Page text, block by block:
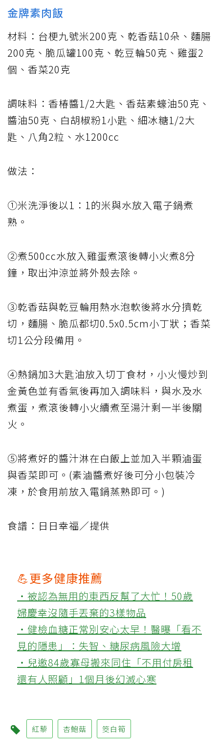
金牌素肉飯
材料：台梗九號米200克、乾香菇10朵、麵腸
200克、脆瓜罐100克、乾豆輪50克、雞蛋2
個、香菜20克
調味料：香椿醬1/2大匙、香菇素蠔油50克、
醬油50克、白胡椒粉1小匙、細冰糖1/2大
匙、八角2粒、水1200cc
做法：
①米洗淨後以1：1的米與水放入電子鍋煮
熟。
②煮500cc水放入雞蛋煮滾後轉小火煮8分
鐘，取出沖涼並將外殼去除。
③乾香菇與乾豆輪用熱水泡軟後將水分擠乾
切，麵腸、脆瓜都切0.5x0.5cm小丁狀；香菜
切1公分段備用。
④熱鍋加3大匙油放入切丁食材，小火慢炒到
金黃色並有香氣後再加入調味料，與水及水
煮蛋，煮滾後轉小火續煮至湯汁剩一半後關
火。
⑤將煮好的醬汁淋在白飯上並加入半顆滷蛋
與香菜即可。(素滷醬煮好後可分小包裝冷
凍，於食用前放入電鍋蒸熟即可。)
食譜：日日幸福／提供
💪更多健康推薦
‧被認為無用的東西反幫了大忙！50歲
婦慶幸沒隨手丟棄的3樣物品
‧健檢血糖正常別安心太早！醫曝「看不
見的隱患」：失智、糖尿病風險大增
‧兒邀84歲寡母搬來同住「不用付房租
還有人照顧」1個月後幻滅心寒
紅藜 杏鮑菇 筊白筍